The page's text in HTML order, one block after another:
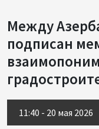
Между
подписан
11:40 - 20 мая 2026